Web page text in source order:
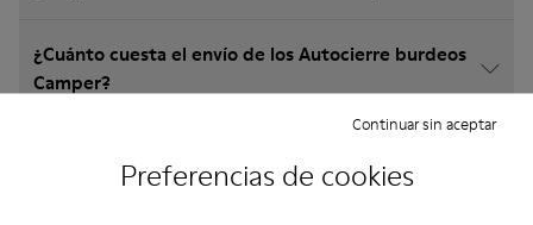
Preferencias de cookies
Continuar sin aceptar
¿Cuánto cuesta el envío de los Autocierre burdeos
Camper?